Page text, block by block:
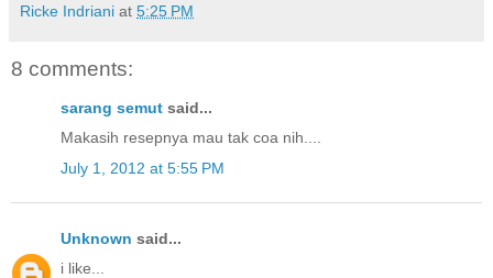
Ricke Indriani at 5:25 PM
8 comments:
sarang semut said...
Makasih resepnya mau tak coa nih....
July 1, 2012 at 5:55 PM
Unknown said...
i like...